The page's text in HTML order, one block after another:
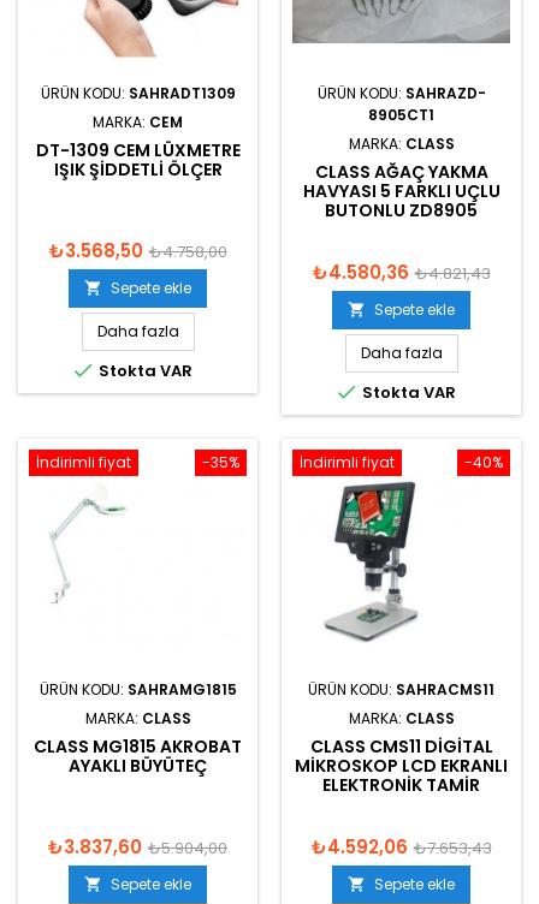
ÜRÜN KODU: SAHRADT1309
MARKA: CEM
DT-1309 CEM LÜXMETRE
IŞIK ŞIDDETLI ÖLÇER
₺3.568,50 ₺4.758,00
 Sepete ekle
Daha fazla
 Stokta VAR
ÜRÜN KODU: SAHRAZD-
8905CT1
MARKA: CLASS
CLASS AĞAÇ YAKMA
HAVYASI 5 FARKLI UÇLU
BUTONLU ZD8905
₺4.580,36 ₺4.821,43
 Sepete ekle
Daha fazla
 Stokta VAR
-35%
İndirimli fiyat
ÜRÜN KODU: SAHRAMG1815
MARKA: CLASS
CLASS MG1815 AKROBAT
AYAKLI BÜYÜTEÇ
₺3.837,60 ₺5.904,00
 Sepete ekle
-40%
İndirimli fiyat
ÜRÜN KODU: SAHRACMS11
MARKA: CLASS
CLASS CMS11 DIGITAL
MIKROSKOP LCD EKRANLI
ELEKTRONIK TAMIR
₺4.592,06 ₺7.653,43
 Sepete ekle